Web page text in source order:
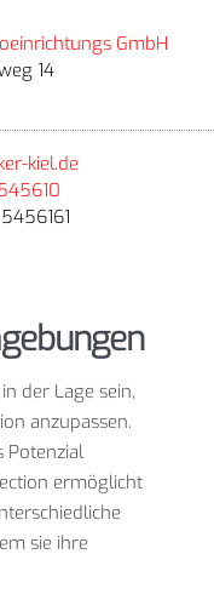
GmbH
14
kiel.de
der Lage sein,
anzupassen.
Potenzial
ermöglicht
sie ihre